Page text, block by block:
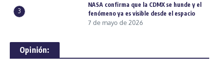
3
NASA confirma que la CDMX se hunde y el
fenómeno ya es visible desde el espacio
7 de mayo de 2026
Opinión: